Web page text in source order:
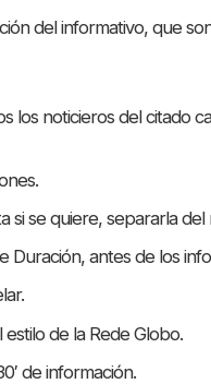
del informativo, que
noticieros del citado
si se quiere, separarla
antes de los
de la Rede Globo.
de información.